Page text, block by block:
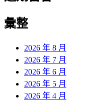
彙整
2026 年 8 月
2026 年 7 月
2026 年 6 月
2026 年 5 月
2026 年 4 月